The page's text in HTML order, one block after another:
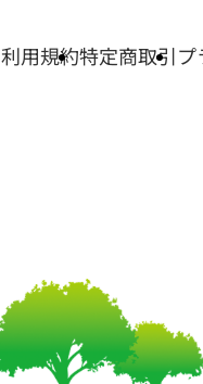
利用規約特定商取引